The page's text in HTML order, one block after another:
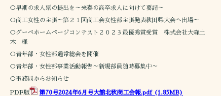
○早期の求人票の提出を～来春の高卒求人に向けて要請～
○商工女性の主張～第２１回商工会女性部主張発表秋田県大会へ出場～
○グーペホームページコンテスト２０２３最優秀賞受賞 株式会社大森土
木 様
○青年部・女性部通常総会を開催
○青年部・女性部事業活動報告～新規部員随時募集中～
○事務局からお知らせ
PDF版 第70号2024年6月号大館北秋商工会報.pdf(1.85MB)